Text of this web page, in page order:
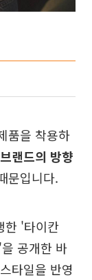
품을 착용하
브랜드의 방향
문입니다.
한 '타이칸
공개한 바
타일을 반영